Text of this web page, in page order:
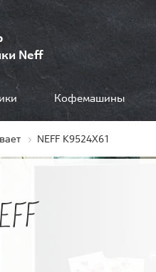
Neff
Кофемашины
NEFF K9524X61